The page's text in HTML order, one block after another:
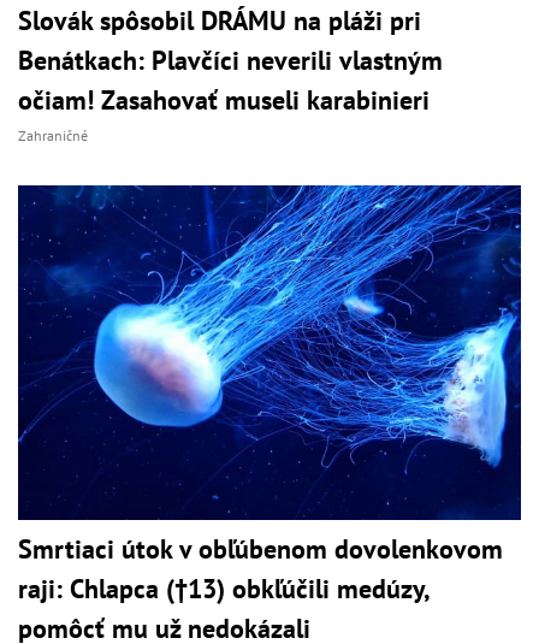
Slovák spôsobil DRÁMU na pláži pri
Benátkach: Plavčíci neverili vlastným
očiam! Zasahovať museli karabinieri
Zahraničné
Smrtiaci útok v obľúbenom dovolenkovom
raji: Chlapca (†13) obkľúčili medúzy,
pomôcť mu už nedokázali